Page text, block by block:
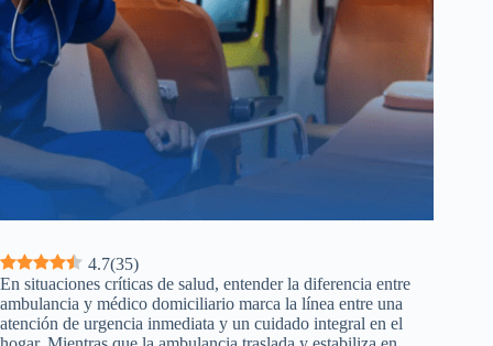
4.7(35)
En situaciones críticas de salud, entender la diferencia entre
ambulancia y médico domiciliario marca la línea entre una
atención de urgencia inmediata y un cuidado integral en el